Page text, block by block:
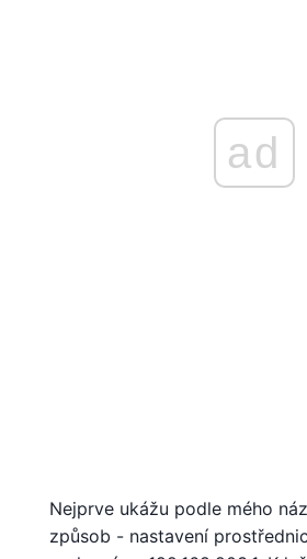
ad
Nejprve ukážu podle mého
způsob - nastavení